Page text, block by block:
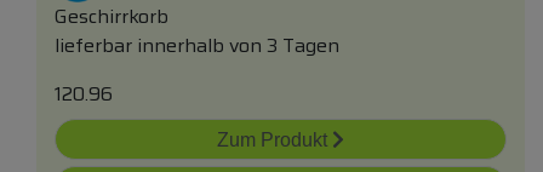
Geschirrkorb
lieferbar innerhalb von 3 Tagen
120.96
Zum Produkt